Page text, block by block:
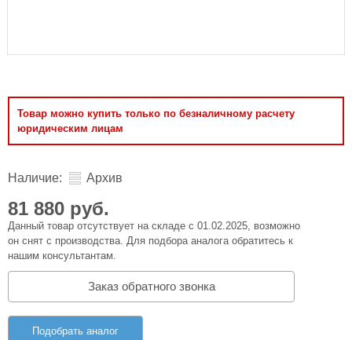
Товар можно купить только по безналичному расчету
юридическим лицам
Наличие: Архив
81 880 руб.
Данный товар отсутствует на складе с 01.02.2025, возможно
он снят с производства. Для подбора аналога обратитесь к
нашим консультантам.
Заказ обратного звонка
Подобрать аналог